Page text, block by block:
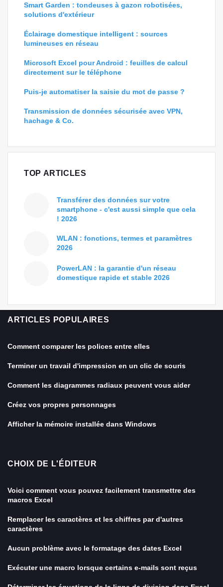
Smart Garden : tondeuses à gazon robotisées,
solutions d'extérieur
Éclairage domestique intelligent : sources
lumineuses en réseau
Microsoft Excel pour Android : feuilles de calcul
directement sur le téléphone
Puis-je automatiser la saisie du mot de passe ?
Transmission de données sécurisée avec VPN,
hachage & Co.
TOP ARTICLES
Transférer des données sur votre
smartphone - c'est aussi simple que cela
! 2026
WLAN : fonctions, termes et paramètres
2026
PowerLAN : la garantie d'un réseau
domestique rapide et stable 2026
ARTICLES POPULAIRES
Comment comparer les polices entre elles
Terminer un travail d'impression en un clic de souris
Comment les diagrammes radiaux peuvent vous aider
Créez vos propres personnages
Afficher la mémoire installée dans Windows
CHOIX DE L'ÉDITEUR
Voici comment vous pouvez facilement transmettre des
macros Excel
Remplacer les caractères et les chiffres par d'autres
caractères
Aucun problème avec le formatage des dates Excel
Exécuter une macro lorsque certains e-mails sont reçus